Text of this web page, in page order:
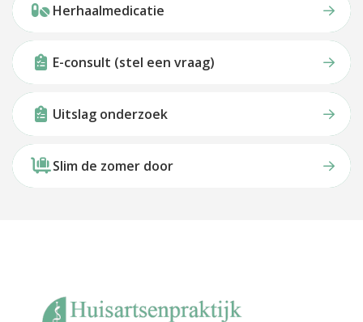
Herhaalmedicatie
E-consult (stel een vraag)
Uitslag onderzoek
Slim de zomer door